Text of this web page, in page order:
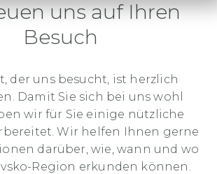
uns auf Ihren
Besuch
der uns besucht, ist herzlich
Damit Sie sich bei uns wohl
wir für Sie einige nützliche
Wir helfen Ihnen gerne
darüber, wie, wann und wo
Region erkunden können.